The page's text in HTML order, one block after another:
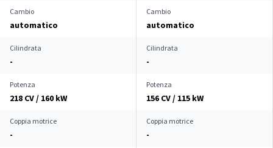
Cambio
automatico
Cambio
automatico
Cilindrata
-
Cilindrata
-
Potenza
218 CV / 160 kW
Potenza
156 CV / 115 kW
Coppia motrice
-
Coppia motrice
-